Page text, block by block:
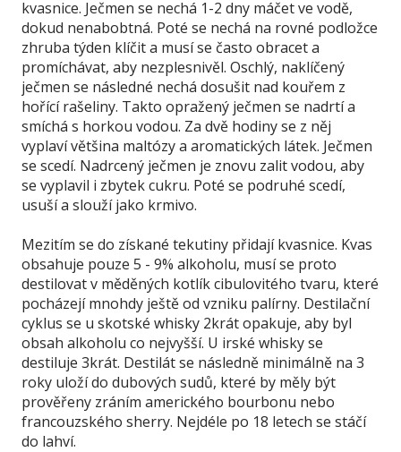
kvasnice. Ječmen se nechá 1-2 dny máčet ve vodě,
dokud nenabobtná. Poté se nechá na rovné podložce
zhruba týden klíčit a musí se často obracet a
promíchávat, aby nezplesnivěl. Oschlý, naklíčený
ječmen se následné nechá dosušit nad kouřem z
hořící rašeliny. Takto opražený ječmen se nadrtí a
smíchá s horkou vodou. Za dvě hodiny se z něj
vyplaví většina maltózy a aromatických látek. Ječmen
se scedí. Nadrcený ječmen je znovu zalit vodou, aby
se vyplavil i zbytek cukru. Poté se podruhé scedí,
usuší a slouží jako krmivo.
Mezitím se do získané tekutiny přidají kvasnice. Kvas
obsahuje pouze 5 - 9% alkoholu, musí se proto
destilovat v měděných kotlík cibulovitého tvaru, které
pocházejí mnohdy ještě od vzniku palírny. Destilační
cyklus se u skotské whisky 2krát opakuje, aby byl
obsah alkoholu co nejvyšší. U irské whisky se
destiluje 3krát. Destilát se následně minimálně na 3
roky uloží do dubových sudů, které by měly být
prověřeny zráním amerického bourbonu nebo
francouzského sherry. Nejdéle po 18 letech se stáčí
do lahví.